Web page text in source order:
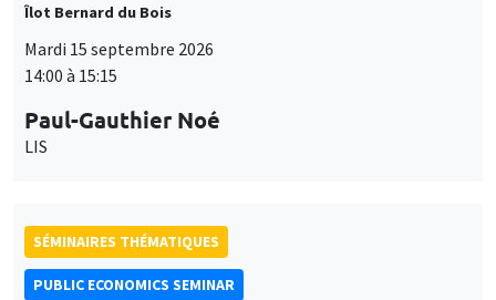
Îlot Bernard du Bois
Mardi 15 septembre 2026
14:00 à 15:15
Paul-Gauthier Noé
LIS
SÉMINAIRES THÉMATIQUES
PUBLIC ECONOMICS SEMINAR